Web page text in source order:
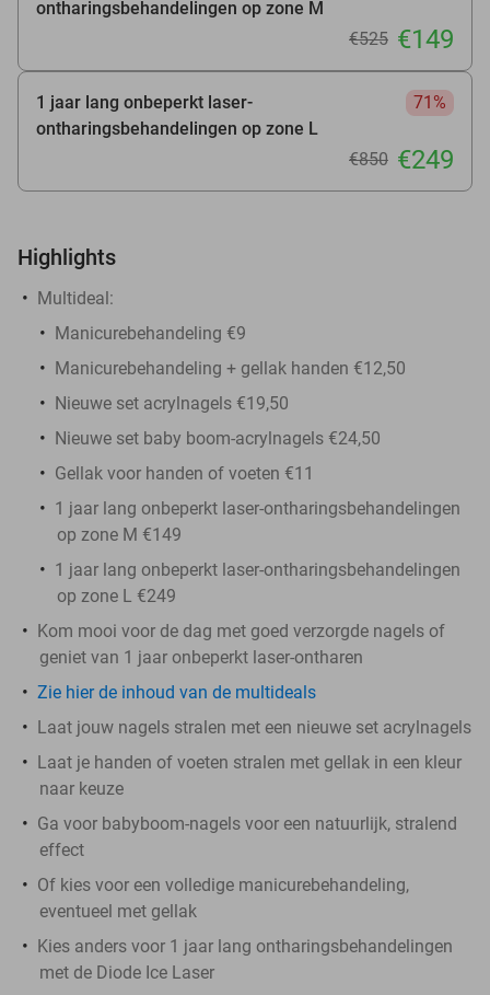
ontharingsbehandelingen op zone M
€525 €149
1 jaar lang onbeperkt laser-
ontharingsbehandelingen op zone L
71%
€850 €249
Highlights
Multideal:
Manicurebehandeling €9
Manicurebehandeling + gellak handen €12,50
Nieuwe set acrylnagels €19,50
Nieuwe set baby boom-acrylnagels €24,50
Gellak voor handen of voeten €11
1 jaar lang onbeperkt laser-ontharingsbehandelingen
op zone M €149
1 jaar lang onbeperkt laser-ontharingsbehandelingen
op zone L €249
Kom mooi voor de dag met goed verzorgde nagels of
geniet van 1 jaar onbeperkt laser-ontharen
Zie hier de inhoud van de multideals
Laat jouw nagels stralen met een nieuwe set acrylnagels
Laat je handen of voeten stralen met gellak in een kleur
naar keuze
Ga voor babyboom-nagels voor een natuurlijk, stralend
effect
Of kies voor een volledige manicurebehandeling,
eventueel met gellak
Kies anders voor 1 jaar lang ontharingsbehandelingen
met de Diode Ice Laser